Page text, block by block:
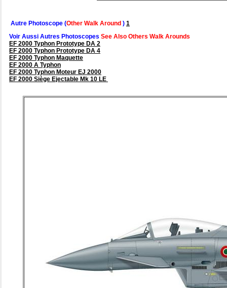
Autre Photoscope (Other Walk Around ) 1
Voir Aussi Autres Photoscopes See Also Others Walk Arounds
EF 2000 Typhon Prototype DA 2
EF 2000 Typhon Prototype DA 4
EF 2000 Typhon Maquette
EF 2000 A Typhon
EF 2000 Typhon Moteur EJ 2000
EF 2000 Siège Ejectable Mk 10 LE